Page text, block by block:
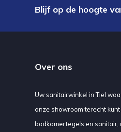
Blijf op de hoogte
Over ons
Uw sanitairwinkel in Tiel
onze showroom terecht
badkamertegels en sanitair,